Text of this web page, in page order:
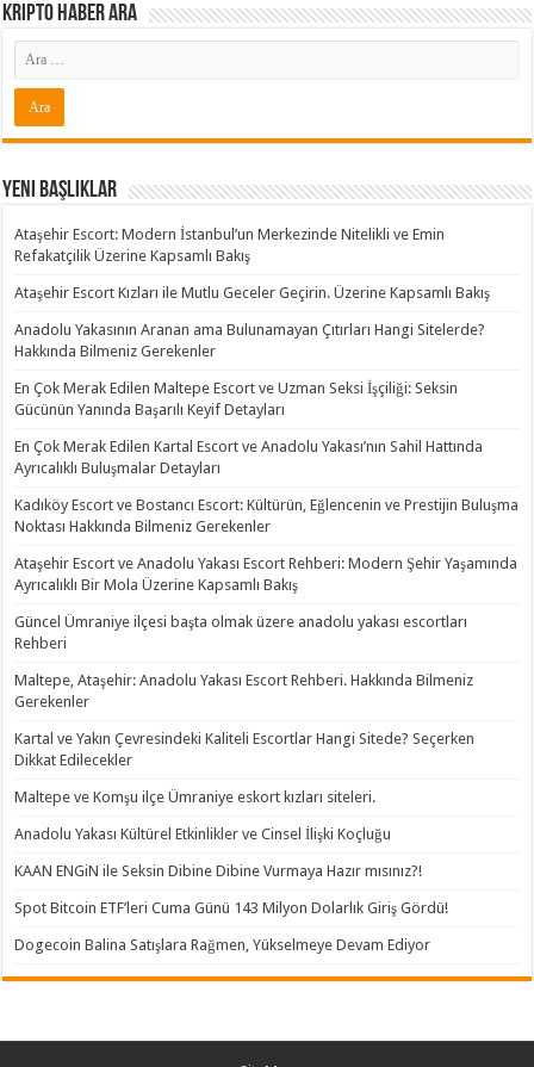
Kripto Haber ARA
Yeni Başlıklar
Ataşehir Escort: Modern İstanbul’un Merkezinde Nitelikli ve Emin
Refakatçilik Üzerine Kapsamlı Bakış
Ataşehir Escort Kızları ile Mutlu Geceler Geçirin. Üzerine Kapsamlı Bakış
Anadolu Yakasının Aranan ama Bulunamayan Çıtırları Hangi Sitelerde?
Hakkında Bilmeniz Gerekenler
En Çok Merak Edilen Maltepe Escort ve Uzman Seksi İşçiliği: Seksin
Gücünün Yanında Başarılı Keyif Detayları
En Çok Merak Edilen Kartal Escort ve Anadolu Yakası’nın Sahil Hattında
Ayrıcalıklı Buluşmalar Detayları
Kadıköy Escort ve Bostancı Escort: Kültürün, Eğlencenin ve Prestijin Buluşma
Noktası Hakkında Bilmeniz Gerekenler
Ataşehir Escort ve Anadolu Yakası Escort Rehberi: Modern Şehir Yaşamında
Ayrıcalıklı Bir Mola Üzerine Kapsamlı Bakış
Güncel Ümraniye ilçesi başta olmak üzere anadolu yakası escortları
Rehberi
Maltepe, Ataşehir: Anadolu Yakası Escort Rehberi. Hakkında Bilmeniz
Gerekenler
Kartal ve Yakın Çevresindeki Kaliteli Escortlar Hangi Sitede? Seçerken
Dikkat Edilecekler
Maltepe ve Komşu ilçe Ümraniye eskort kızları siteleri.
Anadolu Yakası Kültürel Etkinlikler ve Cinsel İlişki Koçluğu
KAAN ENGiN ile Seksin Dibine Dibine Vurmaya Hazır mısınız?!
Spot Bitcoin ETF’leri Cuma Günü 143 Milyon Dolarlık Giriş Gördü!
Dogecoin Balina Satışlara Rağmen, Yükselmeye Devam Ediyor